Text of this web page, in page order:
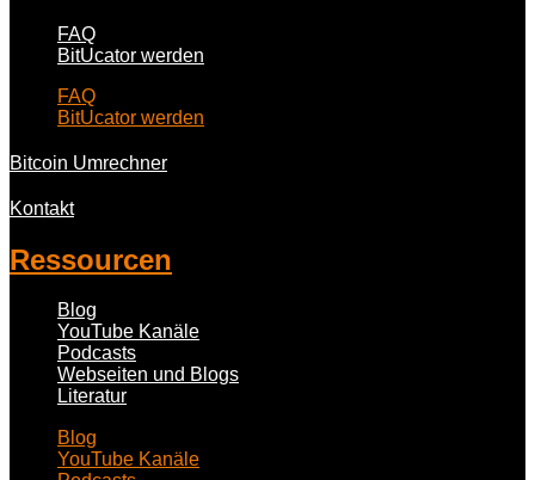
FAQ
BitUcator werden
FAQ
BitUcator werden
Bitcoin Umrechner
Kontakt
Ressourcen
Blog
YouTube Kanäle
Podcasts
Webseiten und Blogs
Literatur
Blog
YouTube Kanäle